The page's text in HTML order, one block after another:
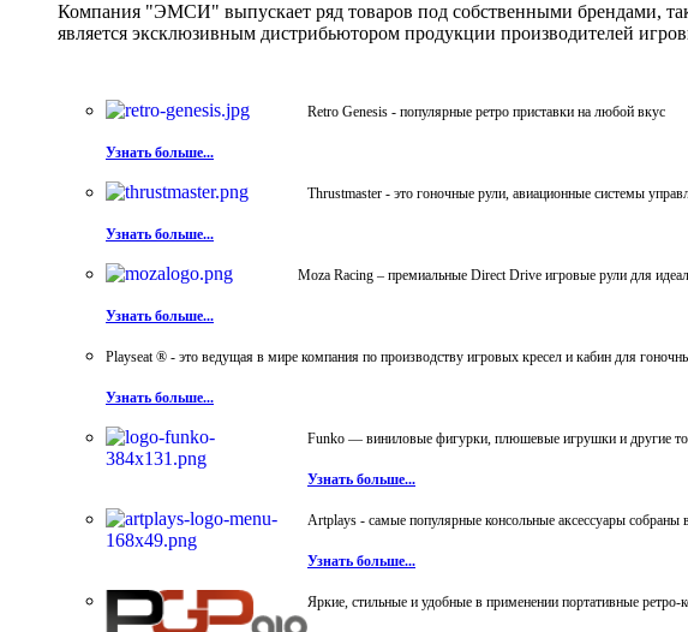
Компания "ЭМСИ" выпускает ряд товаров под собственными брендами,
является эксклюзивным дистрибьютором продукции производителей
Retro Genesis - популярные ретро приставки на любой вкус
Узнать больше...
Thrustmaster - это гоночные рули, авиационные системы
Узнать больше...
Moza Racing – премиальные Direct Drive игровые рули для
Узнать больше...
Playseat ® - это ведущая в мире компания по производству игровых кресел и кабин для
Узнать больше...
Funko — виниловые фигурки, плюшевые игрушки и другие
Узнать больше...
Artplays - самые популярные консольные аксессуары
Узнать больше...
Яркие, стильные и удобные в применении портативные